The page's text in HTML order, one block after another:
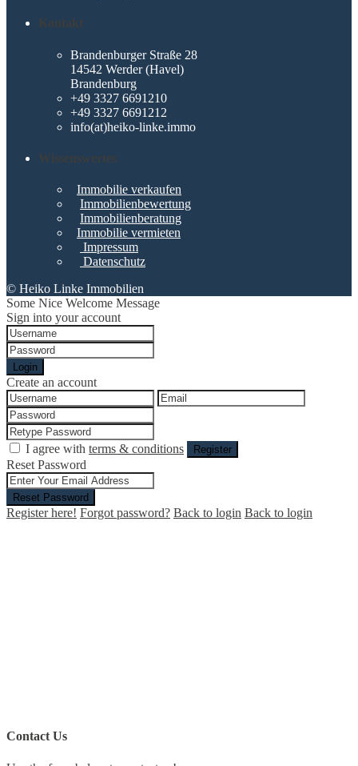
Kontakt
Brandenburger Straße 28
14542 Werder (Havel)
Brandenburg
+49 3327 6691210
+49 3327 6691212
info(at)heiko-linke.immo
Wissenswertes
Immobilie verkaufen
Immobilienbewertung
Immobilienberatung
Immobilie vermieten
Impressum
Datenschutz
© Heiko Linke Immobilien
Some Nice Welcome Message
Sign into your account
Login
Create an account
I agree with terms & conditions Register
Reset Password
Reset Password
Register here! Forgot password? Back to login Back to login
Contact Us